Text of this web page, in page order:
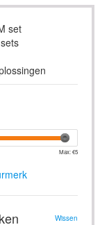
set
Max: €5
Wissen